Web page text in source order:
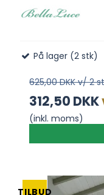
På lager (2 stk)
625,00 DKK v/ 2
312,50 DKK
(inkl. moms)
TILBUD